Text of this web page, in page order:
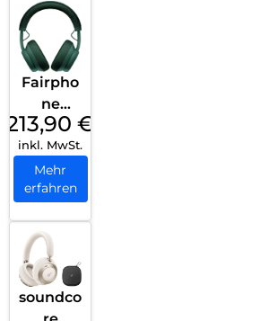
Fairpho
ne
Fairbud
s XL
(2025)
Forest
213,90 €
inkl. MwSt.
Mehr
erfahren
soundco